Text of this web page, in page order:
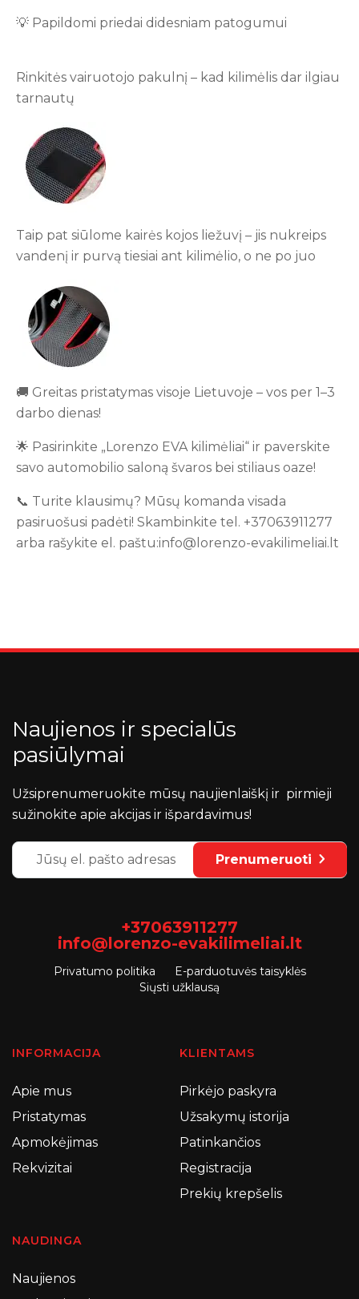
💡 Papildomi priedai didesniam patogumui
Rinkitės vairuotojo pakulnį – kad kilimėlis dar ilgiau
tarnautų
Taip pat siūlome kairės kojos liežuvį – jis nukreips
vandenį ir purvą tiesiai ant kilimėlio, o ne po juo
🚚 Greitas pristatymas visoje Lietuvoje – vos per 1–3
darbo dienas!
🌟 Pasirinkite „Lorenzo EVA kilimėliai“ ir paverskite
savo automobilio saloną švaros bei stiliaus oaze!
📞 Turite klausimų? Mūsų komanda visada
pasiruošusi padėti! Skambinkite tel. +37063911277
arba rašykite el. paštu:info@lorenzo-evakilimeliai.lt
Naujienos ir specialūs
pasiūlymai
Užsiprenumeruokite mūsų naujienlaiškį ir pirmieji
sužinokite apie akcijas ir išpardavimus!
Prenumeruoti
+37063911277
info@lorenzo-evakilimeliai.lt
Privatumo politika
E-parduotuvės taisyklės
Siųsti užklausą
INFORMACIJA
Apie mus
Pristatymas
Apmokėjimas
Rekvizitai
KLIENTAMS
Pirkėjo paskyra
Užsakymų istorija
Patinkančios
Registracija
Prekių krepšelis
NAUDINGA
Naujienos